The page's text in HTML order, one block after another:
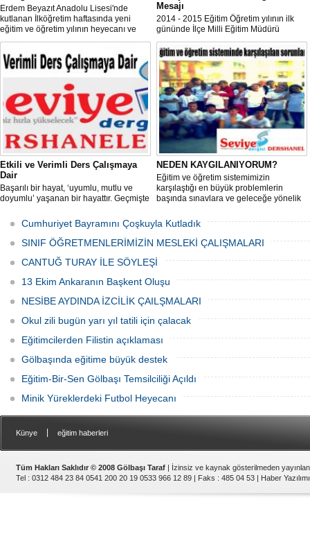
Erdem Beyazıt Anadolu Lisesi'nde
kutlanan İlköğretim haftasında yeni
eğitim ve öğretim yılının heyecanı ve
önemi temalı konuşmalar yapıldı.
Mesajı
2014 - 2015 Eğitim Öğretim yılının ilk
gününde İlçe Milli Eğitim Müdürü
Hayrettin Balcı yayınladığı mesaj ile
öğrencilere, öğretmenlere ve velilere
önemli çağrılarda bulundu.
Etkili ve Verimli Ders Çalışmaya
Dair
Başarılı bir hayat, ‘uyumlu, mutlu ve
doyumlu’ yaşanan bir hayattır. Geçmişte
reçete sunulurdu
NEDEN KAYGILANIYORUM?
Eğitim ve öğretim sistemimizin
karşılaştığı en büyük problemlerin
başında sınavlara ve geleceğe yönelik
Cumhuriyet Bayramını Çoşkuyla Kutladık
SINIF ÖĞRETMENLERİMİZİN MESLEKİ ÇALIŞMALARI
CANTUĞ TURAY İLE SÖYLEŞİ
13 Ekim Ankaranın Başkent Oluşu
NESİBE AYDINDA İZCİLİK ÇAILŞMALARI
Okul zili bugün yarı yıl tatili için çalacak
Eğitimcilerden Filistin açıklaması
Gölbaşında eğitime büyük destek
Eğitim-Bir-Sen Gölbaşı Temsilciliği Açıldı
Minik Yüreklerdeki Futbol Heyecanı
Künye eğitim haberleri
Tüm Hakları Saklıdır © 2008 Gölbaşı Taraf | İzinsiz ve kaynak gösterilmeden
Tel : 0312 484 23 84 0541 200 20 19 0533 966 12 89 | Faks : 485 04 53 | Haber Yazılımı